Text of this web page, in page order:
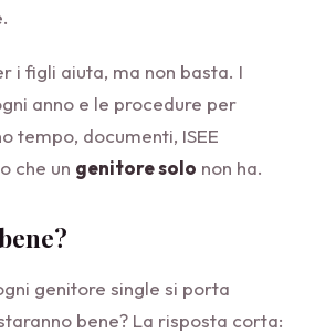
i figli aiuta, ma non basta. I
anno e le procedure per
tempo, documenti, ISEE
che un genitore solo non ha.
genitore single si porta
bene? La risposta corta: